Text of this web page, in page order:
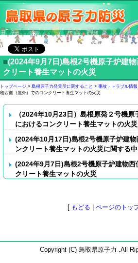
■(2024年9月7日)島根2号機原子炉建
クリート養生マットの火災
トップページ > 島根原子力発電所に関すること > 事故・トラブル情報
物西側（屋外）でのコンクリート養生マットの火災
（2024年10月23日）島根原発２号機原
におけるコンクリート養生マットの火
(2024年10月17日)島根2号機原子炉建
ンクリート養生マットの火災に関する
(2024年9月7日)島根2号機原子炉建物西
クリート養生マットの火災
[ もどる ページのトッ
Copyright (C) 鳥取県原子力 .All